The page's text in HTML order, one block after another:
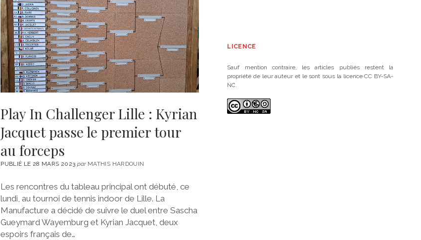
Play In Challenger Lille : Kyrian
Jacquet passe le premier tour
au forceps
PUBLIÉ LE 28 MARS 2023 parMATHIS HARDOUIN
Les rencontres du tableau principal ont débuté, ce
lundi, au tournoi de tennis indoor de Lille. La
Manufacture a décidé de suivre le duel entre Sascha
Gueymard Wayemburg et Kyrian Jacquet, deux
espoirs français de…
LICENCE
Sauf mention contraire, les articles publiés restent la
propriété de leur auteur et le sont sous la licence CC BY-SA-
NC.